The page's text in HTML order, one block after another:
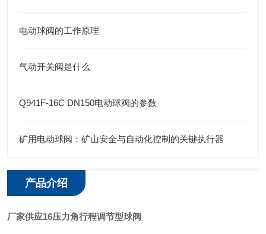
电动球阀的工作原理
气动开关阀是什么
Q941F-16C DN150电动球阀的参数
矿用电动球阀：矿山安全与自动化控制的关键执行器
产品介绍
厂家供应16压力角行程调节型球阀